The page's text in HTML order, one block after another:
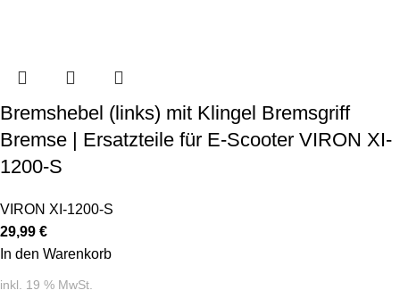
Bremshebel (links) mit Klingel Bremsgriff
Bremse | Ersatzteile für E-Scooter VIRON XI-
1200-S
VIRON XI-1200-S
29,99 €
In den Warenkorb
inkl. 19 % MwSt.